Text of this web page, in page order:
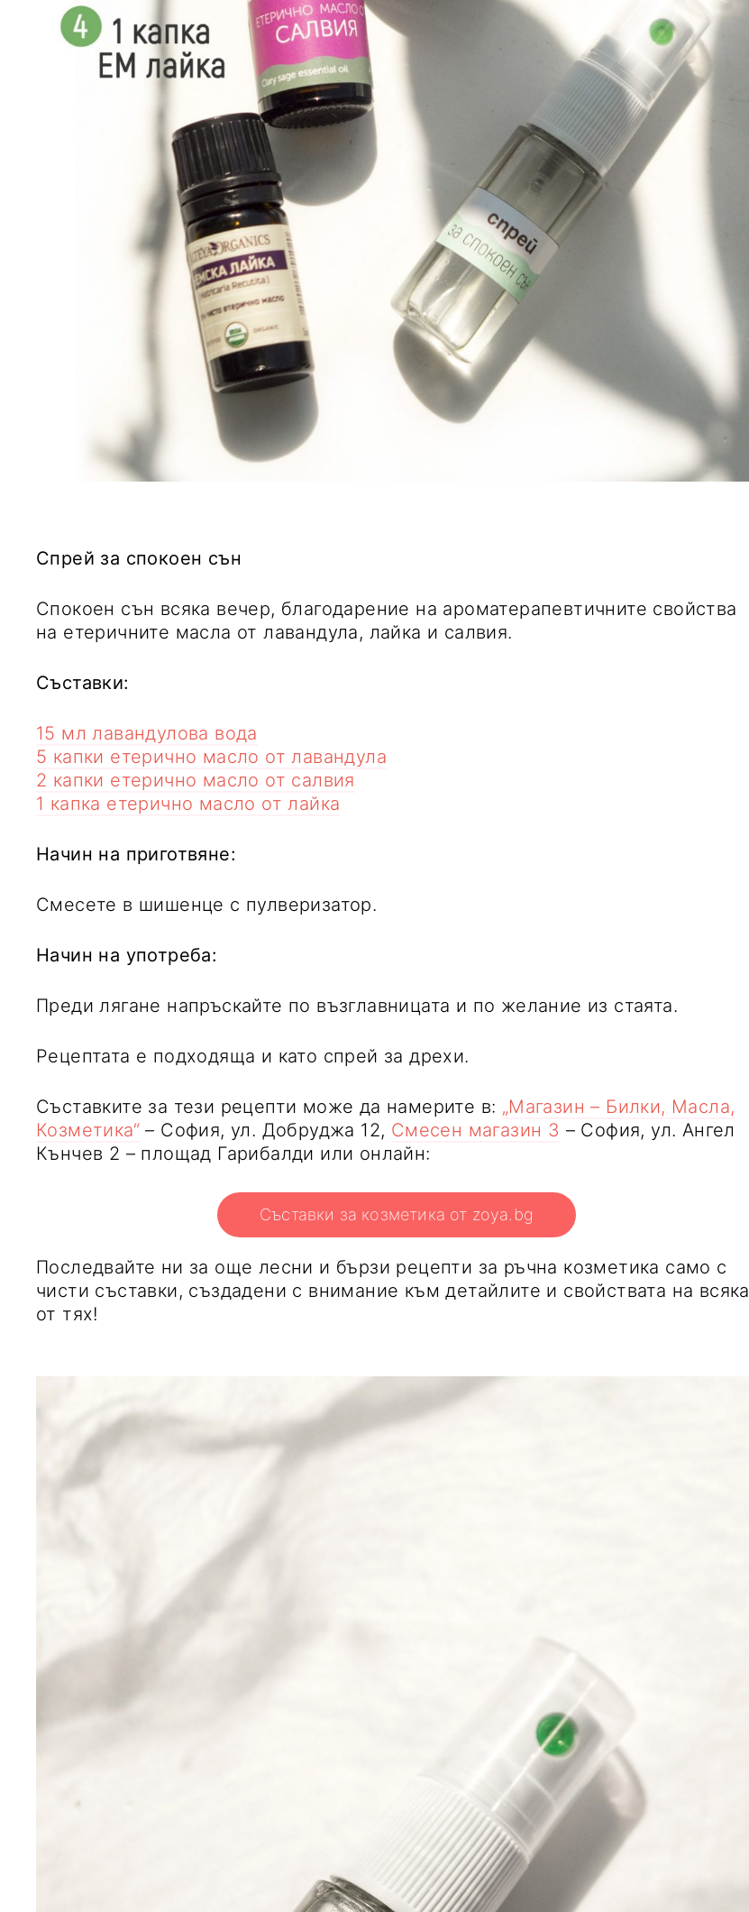
Спрей за спокоен сън
Спокоен сън всяка вечер, благодарение на ароматерапевтичните свойства
на етеричните масла от лавандула, лайка и салвия.
Съставки:
15 мл лавандулова вода
5 капки етерично масло от лавандула
2 капки етерично масло от салвия
1 капка етерично масло от лайка
Начин на приготвяне:
Смесете в шишенце с пулверизатор.
Начин на употреба:
Преди лягане напръскайте по възглавницата и по желание из стаята.
Рецептата е подходяща и като спрей за дрехи.
Съставките за тези рецепти може да намерите в: „Магазин – Билки, Масла,
Козметика“ – София, ул. Добруджа 12, Смесен магазин 3 – София, ул. Ангел
Кънчев 2 – площад Гарибалди или онлайн:
Съставки за козметика от zoya.bg
Последвайте ни за още лесни и бързи рецепти за ръчна козметика само с
чисти съставки, създадени с внимание към детайлите и свойствата на всяка
от тях!